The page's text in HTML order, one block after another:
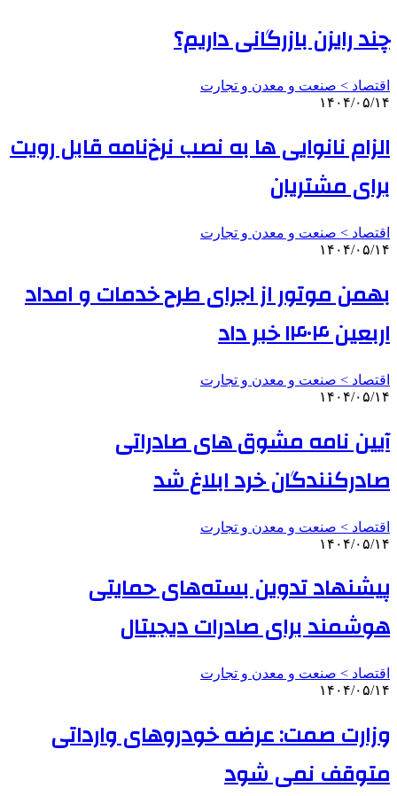
چند رایزن بازرگانی داریم؟
اقتصاد > صنعت و معدن و تجارت
۱۴۰۴/۰۵/۱۴
الزام نانوایی ها به نصب نرخ‌نامه قابل رویت
برای مشتریان
اقتصاد > صنعت و معدن و تجارت
۱۴۰۴/۰۵/۱۴
بهمن موتور از اجرای طرح خدمات و امداد
اربعین ۱۴۰۴ خبر داد
اقتصاد > صنعت و معدن و تجارت
۱۴۰۴/۰۵/۱۴
آیین نامه مشوق های صادراتی
صادرکنندگان خرد ابلاغ شد
اقتصاد > صنعت و معدن و تجارت
۱۴۰۴/۰۵/۱۴
پیشنهاد تدوین بسته‌های حمایتی
هوشمند برای صادرات دیجیتال
اقتصاد > صنعت و معدن و تجارت
۱۴۰۴/۰۵/۱۴
وزارت صمت: عرضه خودروهای وارداتی
متوقف نمی شود